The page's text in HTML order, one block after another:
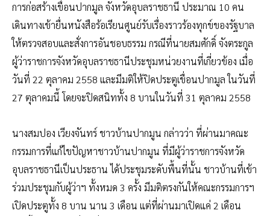
การก่อสร้างเขื่อนปากมูล จังหวัดอุบลราชธานี ประมาณ 10 คน
เดินทางเข้ายื่นหนังสือร้อเรียนศูนย์รับเรื่องราวร้องทุกข์ของรัฐบาล
ให้ตรวจสอบและสั่งการอันชอบธรรม กรณีที่นายสมศักดิ์ จังตระกูล
ผู้ว่าราชการจังหวัดอุบลราชธานีประชุมหน่วยงานที่เกี่ยวข้อง เมื่อ
วันที่ 22 ตุลาคม 2558 และมีมติให้ปิดประตูเขื่อนปากมูล ในวันที่
27 ตุลาคมนี้ โดยจะปิดสนิททั้ง 8 บานในวันที่ 31 ตุลาคม 2558
นางสมปอง เวียงจันทร์ ชาวบ้านปากมูน กล่าวว่า ที่ผ่านมาคณะ
กรรมการที่แก้ไขปัญหาชาวบ้านปากมูน ที่มีผู้ว่าราชการจังหวัด
อุบลราชธานีเป็นประธาน ได้ประชุมระดับพื้นที่นั้น ชาวบ้านที่เข้า
ร่วมประชุมกับผู้ว่าฯ ทั้งหมด 3 ครั้ง มีมติตรงกันให้คณะกรรมการฯ
เปิดประตูทั้ง 8 บาน นาน 3 เดือน แต่ที่ผ่านมาเปิดแค่ 2 เดือน